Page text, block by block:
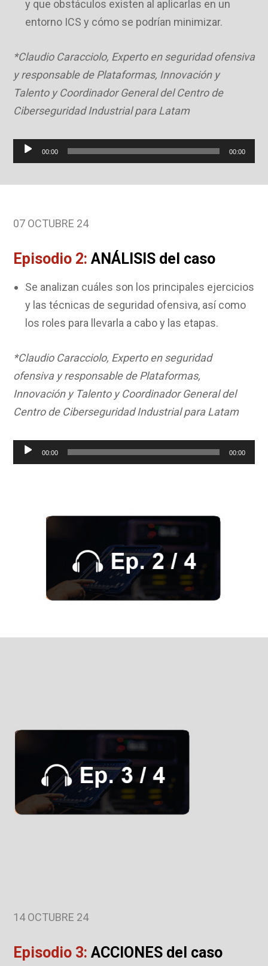
y que obstáculos existen al aplicarlas en un
entorno ICS y cómo se podrían minimizar.
*Claudio Caracciolo, Experto en seguridad ofensiva
y responsable de Plataformas, Innovación y
Talento y Coordinador General del Centro de
Ciberseguridad Industrial para Latam
Reproductor
de
audio
00:00 00:00
07 OCTUBRE 24
Episodio 2: ANÁLISIS del caso
Se analizan cuáles son los principales ejercicios
y las técnicas de seguridad ofensiva, así como
los roles para llevarla a cabo y las etapas.
*Claudio Caracciolo, Experto en seguridad
ofensiva y responsable de Plataformas,
Innovación y Talento y Coordinador General del
Centro de Ciberseguridad Industrial para Latam
Reproductor
de
00:00 00:00
14 OCTUBRE 24
Episodio 3: ACCIONES del caso